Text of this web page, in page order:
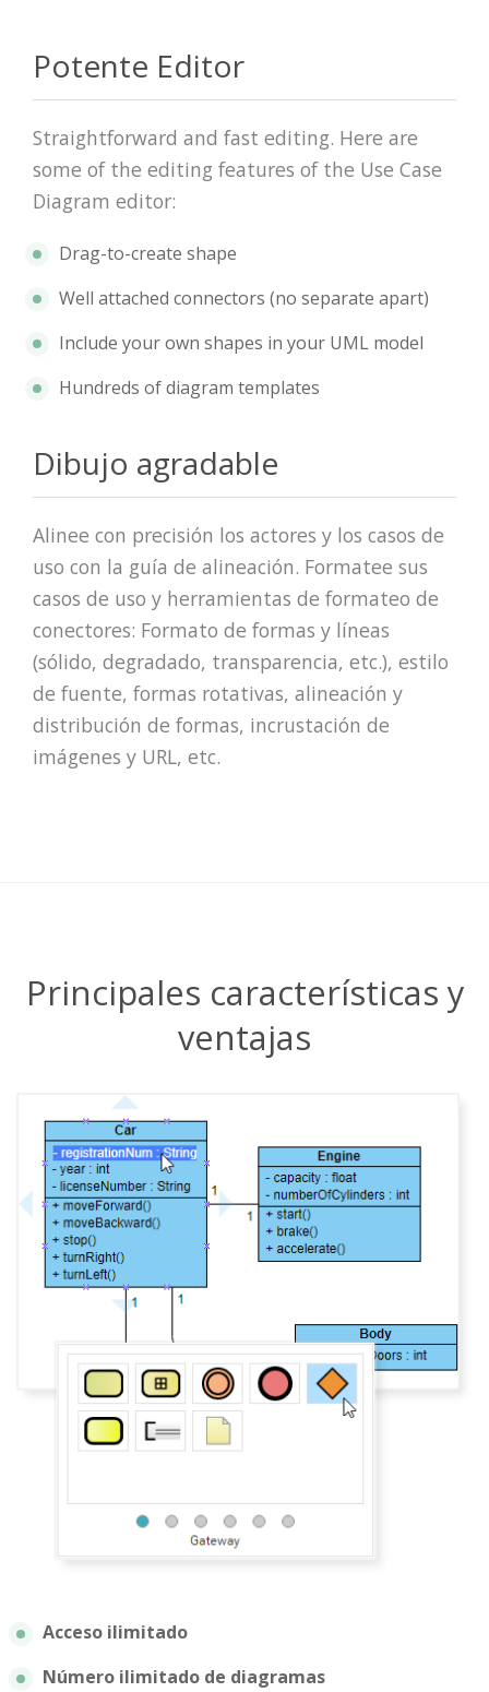
Potente Editor
Straightforward and fast editing. Here are
some of the editing features of the Use Case
Diagram editor:
Drag-to-create shape
Well attached connectors (no separate apart)
Include your own shapes in your UML model
Hundreds of diagram templates
Dibujo agradable
Alinee con precisión los actores y los casos de
uso con la guía de alineación. Formatee sus
casos de uso y herramientas de formateo de
conectores: Formato de formas y líneas
(sólido, degradado, transparencia, etc.), estilo
de fuente, formas rotativas, alineación y
distribución de formas, incrustación de
imágenes y URL, etc.
Principales características y
ventajas
Acceso ilimitado
Número ilimitado de diagramas